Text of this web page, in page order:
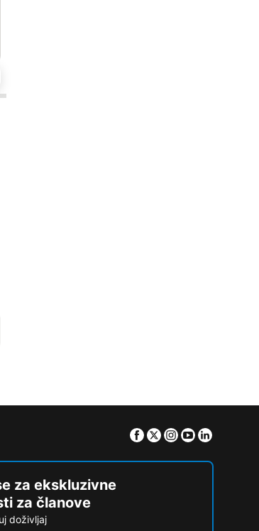
Facebook
TwitterInstagram
Youtube
za ekskluzivne
za članove
doživljaj